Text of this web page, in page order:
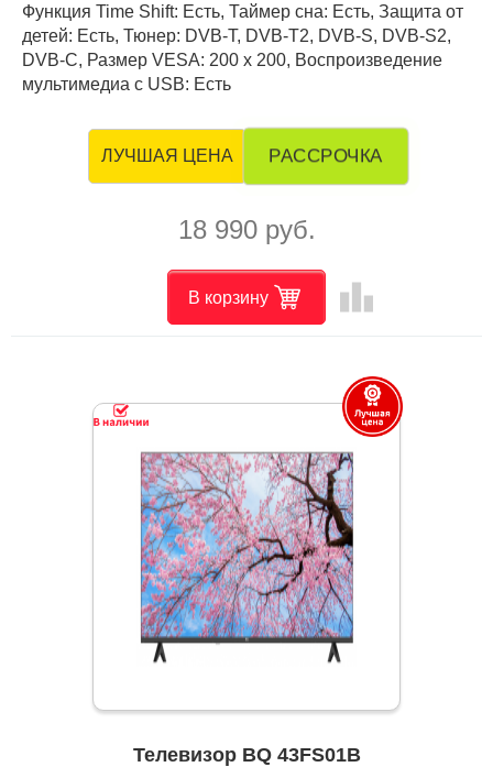
Функция Time Shift: Есть, Таймер сна: Есть, Защита от
детей: Есть, Тюнер: DVB-T, DVB-T2, DVB-S, DVB-S2,
DVB-C, Размер VESA: 200 х 200, Воспроизведение
мультимедиа с USB: Есть
ЛУЧШАЯ ЦЕНА РАССРОЧКА
18 990 руб.
В корзину leaderboard
Телевизор BQ 43FS01B